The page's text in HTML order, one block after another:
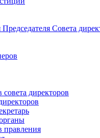
Совета
директоров
правления